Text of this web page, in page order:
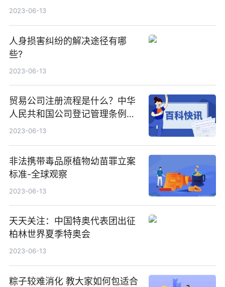
2023-06-13
人身损害纠纷的解决途径有哪
些?
2023-06-13
贸易公司注册流程是什么？中华
人民共和国公司登记管理条例第
十七条内容 天天快消息
2023-06-13
非法携带毒品原植物幼苗罪立案
标准-全球观察
2023-06-13
天天关注：中国特奥代表团出征
柏林世界夏季特奥会
2023-06-13
粽子较难消化 教大家如何包适合